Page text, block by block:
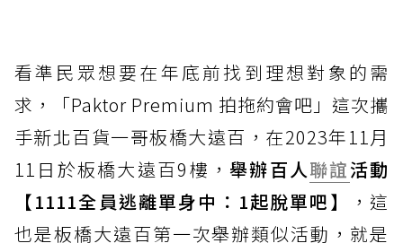
看準民眾想要在年底前找到理想對象的需
求，「Paktor Premium 拍拖約會吧」這次攜
手新北百貨一哥板橋大遠百，在2023年11月
11日於板橋大遠百9樓，舉辦百人聯誼活動
【1111全員逃離單身中：1起脫單吧】
，這
也是板橋大遠百第一次舉辦類似活動，就是